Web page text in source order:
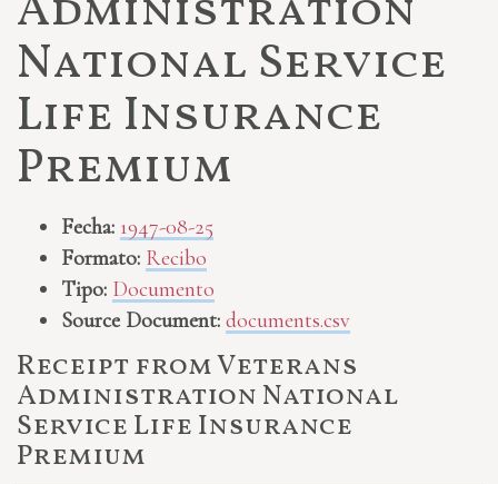
National Service
Life Insurance
Premium
Fecha: 1947-08-25
Formato: Recibo
Tipo: Documento
Source Document: documents.csv
Receipt from Veterans
Administration National
Service Life Insurance
Premium